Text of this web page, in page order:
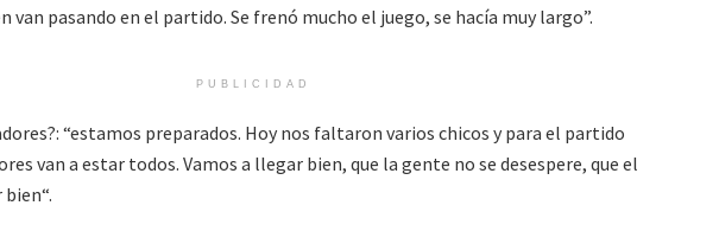
van pasando en el partido. Se frenó mucho el juego, se hacía muy largo”.
PUBLICIDAD
“estamos preparados. Hoy nos faltaron varios chicos y para el partido
van a estar todos. Vamos a llegar bien, que la gente no se desespere, que el